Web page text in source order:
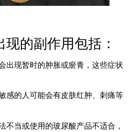
的副作用包括：
出现暂时的肿胀或瘀青，这些症状
感的人可能会有皮肤红肿、刺痛等
不当或使用的玻尿酸产品不适合，